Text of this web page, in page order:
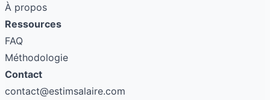
À propos
Ressources
FAQ
Méthodologie
Contact
contact@estimsalaire.com